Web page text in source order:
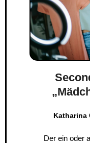
Katharina
Der ein oder andere hat es vielleicht schon